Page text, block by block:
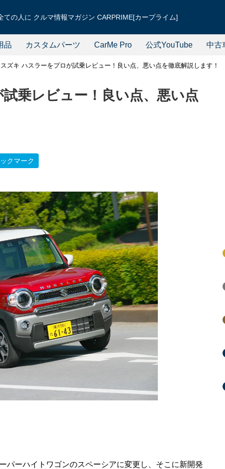
ての人に クルマ情報マガジン CARPRIME[カープライム]
品 カスタムパーツ CarMe Pro 公式YouTube 中古
スズキ ハスラーをプロが試乗レビュー！良い点、悪い点を徹底解説します！
乗レビュー！良い点、悪い点
クマーク
パーハイトワゴンのスペーシアに変更し、そこに新開発